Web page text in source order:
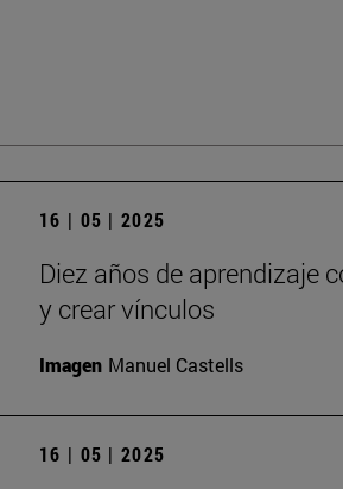
16 | 05 | 2025
Diez años de aprendizaje
y crear vínculos
Imagen Manuel Castells
16 | 05 | 2025